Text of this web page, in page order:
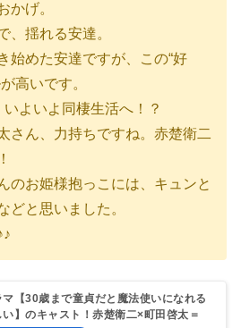
かげ。
、揺れる安達。
始めた安達ですが、この“好
高いです。
よいよ同棲生活へ！？
さん、力持ちですね。赤楚衛二
のお姫様抱っこには、キュンと
どと思いました。
マ【30歳まで童貞だと魔法使いになれる
い】のキャスト！赤楚衛二×町田啓太＝